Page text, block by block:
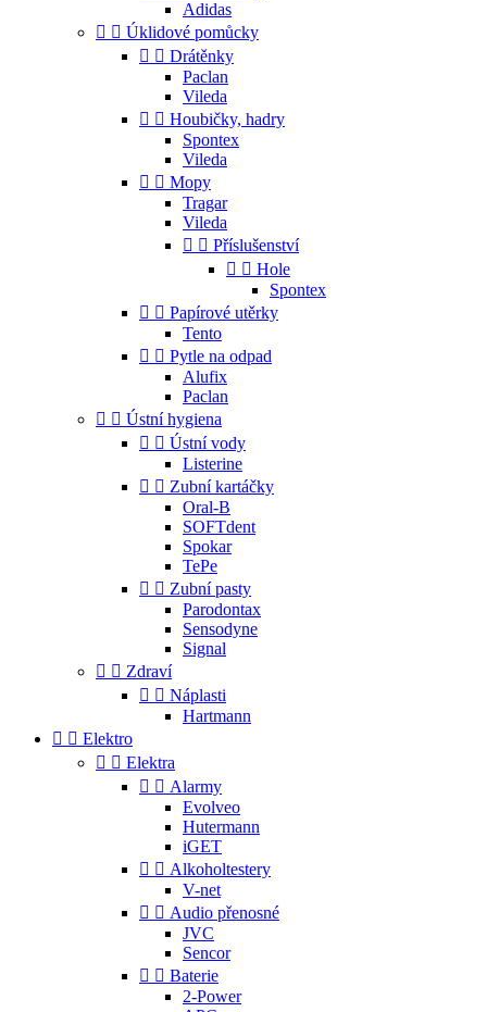
Adidas
  Úklidové pomůcky
  Drátěnky
Paclan
Vileda
  Houbičky, hadry
Spontex
Vileda
  Mopy
Tragar
Vileda
  Příslušenství
  Hole
Spontex
  Papírové utěrky
Tento
  Pytle na odpad
Alufix
Paclan
  Ústní hygiena
  Ústní vody
Listerine
  Zubní kartáčky
Oral-B
SOFTdent
Spokar
TePe
  Zubní pasty
Parodontax
Sensodyne
Signal
  Zdraví
  Náplasti
Hartmann
  Elektro
  Elektra
  Alarmy
Evolveo
Hutermann
iGET
  Alkoholtestery
V-net
  Audio přenosné
JVC
Sencor
  Baterie
2-Power